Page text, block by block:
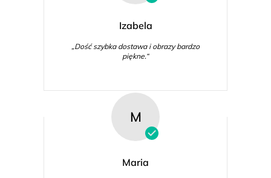
Izabela
„Dość szybka dostawa i obrazy bardzo
piękne.“
M
Maria